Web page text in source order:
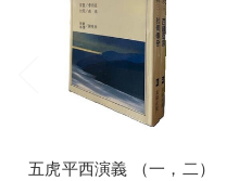
五虎平西演義 （一，二）